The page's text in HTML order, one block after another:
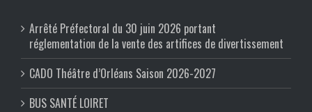
Arrêté Préfectoral du 30 juin 2026 portant
réglementation de la vente des artifices de divertissement
CADO Théâtre d’Orléans Saison 2026-2027
BUS SANTÉ LOIRET